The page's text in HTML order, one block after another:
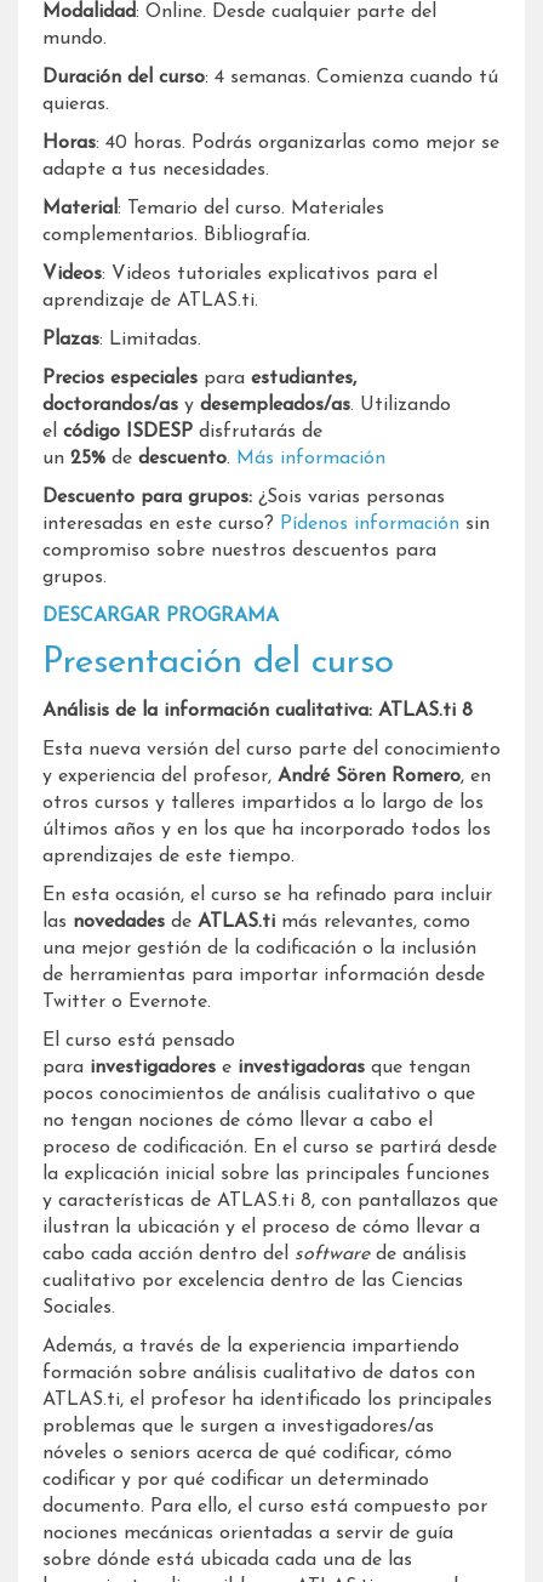
Modalidad: Online. Desde cualquier parte del
mundo.
Duración del curso: 4 semanas. Comienza cuando tú
quieras.
Horas: 40 horas. Podrás organizarlas como mejor se
adapte a tus necesidades.
Material : Temario del curso. Materiales
complementarios. Bibliografía.
Videos: Videos tutoriales explicativos para el
aprendizaje de ATLAS.ti.
Plazas: Limitadas.
Precios especiales para estudiantes,
doctorandos/as y desempleados/as. Utilizando
el código ISDESP disfrutarás de
un 25% de descuento. Más información
Descuento para grupos: ¿Sois varias personas
interesadas en este curso? Pídenos información sin
compromiso sobre nuestros descuentos para
grupos.
DESCARGAR PROGRAMA
Presentación del curso
Análisis de la información cualitativa: ATLAS.ti 8
Esta nueva versión del curso parte del conocimiento
y experiencia del profesor, André Sören Romero, en
otros cursos y talleres impartidos a lo largo de los
últimos años y en los que ha incorporado todos los
aprendizajes de este tiempo.
En esta ocasión, el curso se ha refinado para incluir
las novedades de ATLAS.ti más relevantes, como
una mejor gestión de la codificación o la inclusión
de herramientas para importar información desde
Twitter o Evernote.
El curso está pensado
para investigadores e investigadoras que tengan
pocos conocimientos de análisis cualitativo o que
no tengan nociones de cómo llevar a cabo el
proceso de codificación. En el curso se partirá desde
la explicación inicial sobre las principales funciones
y características de ATLAS.ti 8, con pantallazos que
ilustran la ubicación y el proceso de cómo llevar a
cabo cada acción dentro del softwarede análisis
cualitativo por excelencia dentro de las Ciencias
Sociales.
Además, a través de la experiencia impartiendo
formación sobre análisis cualitativo de datos con
ATLAS.ti, el profesor ha identificado los principales
problemas que le surgen a investigadores/as
nóveles o seniors acerca de qué codificar, cómo
codificar y por qué codificar un determinado
documento. Para ello, el curso está compuesto por
nociones mecánicas orientadas a servir de guía
sobre dónde está ubicada cada una de las